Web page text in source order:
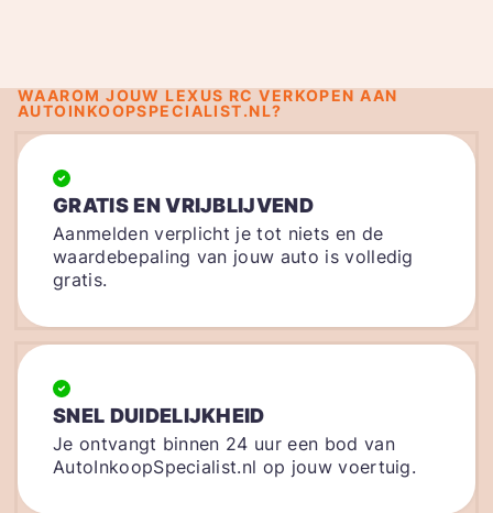
WAAROM JOUW LEXUS RC VERKOPEN AAN
AUTOINKOOPSPECIALIST.NL?
GRATIS EN VRIJBLIJVEND
Aanmelden verplicht je tot niets en de
waardebepaling van jouw auto is volledig
gratis.
SNEL DUIDELIJKHEID
Je ontvangt binnen 24 uur een bod van
AutoInkoopSpecialist.nl op jouw voertuig.